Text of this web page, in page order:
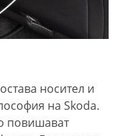
носител и
на Skoda.
повишават